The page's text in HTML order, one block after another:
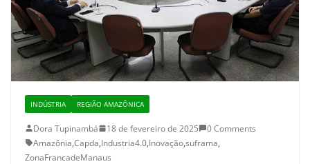
INDÚSTRIA REGIÃO AMAZÔNICA
Dora Tupinambá 18 de fevereiro de 2025
0 Comments
Amazônia,Capda,Industria4.0,Inovação,suframa,
ZonaFrancadeManaus